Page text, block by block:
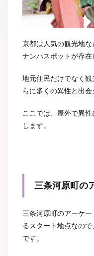
京都は人気の観光地
ナンパスポットが存在
地元住民だけでなく
らに多くの異性と出会
ここでは、屋外で異
します。
三条河原町の
三条河原町のアーケ
るスタート地点なの
です。